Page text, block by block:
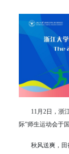
11月2日，浙
际”师生运动会于
秋风送爽，